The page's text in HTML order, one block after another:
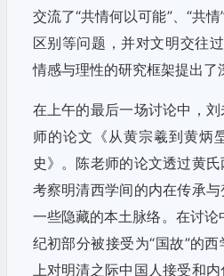
交流了“共情何以可能”、“共
区别等问题，并对文明交往过
情感与理性的研究框架提出了
在上午的最后一场讨论中，
师的论文《从黄宗羲到黄炳
史》。陈老师的论文透过黄
考察明清西学间的内在传承
一些隐藏的本土脉络。在讨
纪初部分被接受为“国故”的
上对明清之际中国人接受和